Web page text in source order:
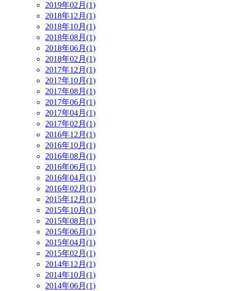
2019年02月(1)
2018年12月(1)
2018年10月(1)
2018年08月(1)
2018年06月(1)
2018年02月(1)
2017年12月(1)
2017年10月(1)
2017年08月(1)
2017年06月(1)
2017年04月(1)
2017年02月(1)
2016年12月(1)
2016年10月(1)
2016年08月(1)
2016年06月(1)
2016年04月(1)
2016年02月(1)
2015年12月(1)
2015年10月(1)
2015年08月(1)
2015年06月(1)
2015年04月(1)
2015年02月(1)
2014年12月(1)
2014年10月(1)
2014年06月(1)